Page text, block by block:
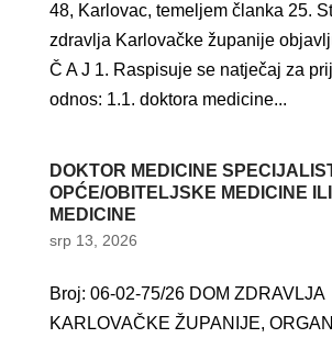
48, Karlovac, temeljem članka 25.
zdravlja Karlovačke županije
Č A J 1. Raspisuje se natječaj za
odnos: 1.1. doktora medicine...
DOKTOR MEDICINE
OPĆE/OBITELJSKE MEDICINE
MEDICINE
srp 13, 2026
Broj: 06-02-75/26 DOM ZDRAVLJA
KARLOVAČKE ŽUPANIJE,